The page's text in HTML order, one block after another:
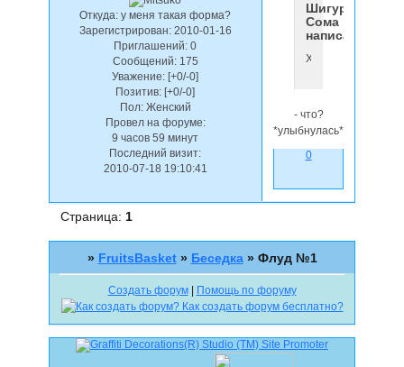
Откуда: у меня такая форма?
Зарегистрирован: 2010-01-16
Приглашений: 0
Сообщений:175
Уважение: [+0/-0]
Позитив: [+0/-0]
Пол:Женский
Провел на форуме:
9 часов 59 минут
Последний визит:
2010-07-18 19:10:41
Шигуре
Сома
написал(а):
Хех...*улыбнулся*
- что?
*улыбнулась*
0
Страница: 1
» FruitsBasket » Беседка » Флуд №1
Создать форум| Помощь по форуму